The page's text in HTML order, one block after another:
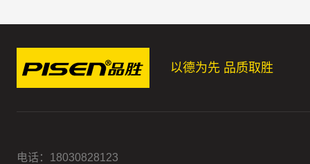
以德为先 品质取胜
电话： 18030828123